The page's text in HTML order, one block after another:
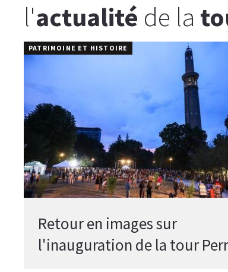
l'actualité de la
Retour en images sur
l'inauguration de la tour
PATRIMOINE ET HISTOIRE